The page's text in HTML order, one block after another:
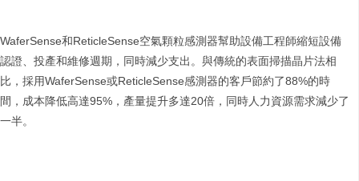
WaferSense和ReticleSense空氣顆粒感測器幫助設備工程師縮短設備
認證、投產和維修週期，同時減少支出。與傳統的表面掃描晶片法相
比，採用WaferSense或ReticleSense感測器的客戶節約了88%的時
間，成本降低高達95%，產量提升多達20倍，同時人力資源需求減少了
一半。